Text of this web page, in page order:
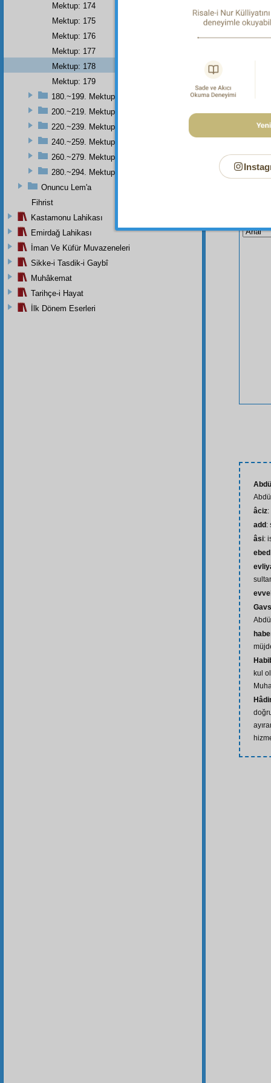
Dipnot-2
O
âciz
add :
âsi:
ebed
kul
Mektup: 174
Mektup: 175
Mektup: 176
Mektup: 177
Mektup: 178
Mektup: 179
180.~199. Mektuplar
200.~219. Mektuplar
220.~239. Mektuplar
240.~259. Mektuplar
260.~279. Mektuplar
280.~294. Mektuplar
Onuncu Lem'a
Fihrist
Kastamonu Lahikası
Emirdağ Lahikası
İman Ve Küfür Muvazeneleri
Sikke-i Tasdik-i Gaybî
Muhâkemat
Tarihçe-i Hayat
İlk Dönem Eserleri